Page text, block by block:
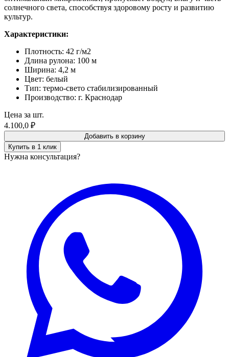
солнечного света, способствуя здоровому росту и развитию
культур.
Характеристики:
Плотность: 42 г/м2
Длина рулона: 100 м
Ширина: 4,2 м
Цвет: белый
Тип: термо-свето стабилизированный
Производство: г. Краснодар
Цена за шт.
4.100,0 ₽
Добавить в корзину
Купить в 1 клик
Нужна консультация?